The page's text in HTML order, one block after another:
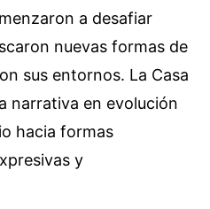
a desafiar
nuevas formas de
sus entornos. La Casa
narrativa en evolución
hacia formas
y